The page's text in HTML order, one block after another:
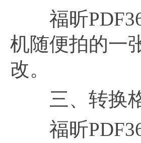
福昕
机随便拍的一
改。
三、转换
福昕PDF365